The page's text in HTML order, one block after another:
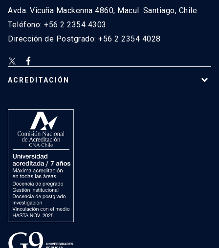
Avda. Vicuña Mackenna 4860, Macul. Santiago, Chile
Teléfono: +56 2 2354 4303
Dirección de Postgrado: +56 2 2354 4028
ACREDITACIÓN